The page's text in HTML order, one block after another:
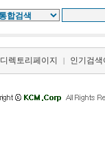
디렉토리페이지 | 인기검색